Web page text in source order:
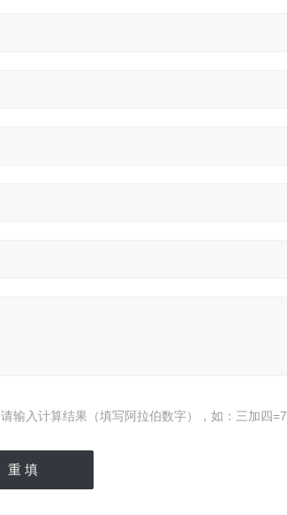
请输入计算结果（填写阿拉伯数字），如：三加四=7